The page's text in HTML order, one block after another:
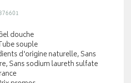
douche
souple
d'origine naturelle, Sans
Sans sodium laureth sulfate